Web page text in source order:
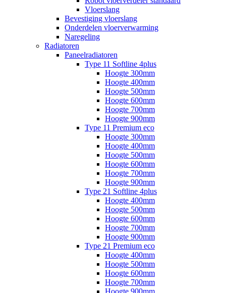
Vloerslang
Bevestiging vloerslang
Onderdelen vloerverwarming
Naregeling
Radiatoren
Paneelradiatoren
Type 11 Softline 4plus
Hoogte 300mm
Hoogte 400mm
Hoogte 500mm
Hoogte 600mm
Hoogte 700mm
Hoogte 900mm
Type 11 Premium eco
Hoogte 300mm
Hoogte 400mm
Hoogte 500mm
Hoogte 600mm
Hoogte 700mm
Hoogte 900mm
Type 21 Softline 4plus
Hoogte 400mm
Hoogte 500mm
Hoogte 600mm
Hoogte 700mm
Hoogte 900mm
Type 21 Premium eco
Hoogte 400mm
Hoogte 500mm
Hoogte 600mm
Hoogte 700mm
Hoogte 900mm